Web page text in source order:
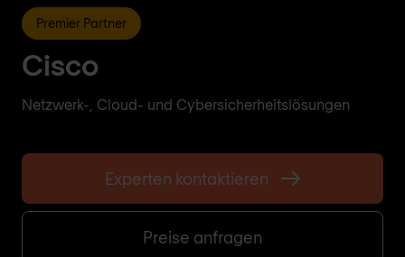
Premier Partner
Cisco
Netzwerk-, Cloud- und Cybersicherheitslösungen
Experten kontaktieren
Preise anfragen